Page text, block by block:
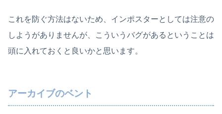
これを防ぐ方法はないため、インポスターとしては注意の
しようがありませんが、こういうバグがあるということは
頭に入れておくと良いかと思います。
アーカイブのベント